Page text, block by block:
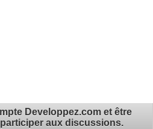
Developpez.com et être
aux discussions.